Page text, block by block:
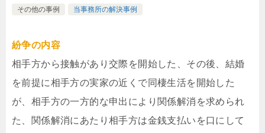
その他の事例
当事務所の解決事例
紛争の内容
相手方から接触があり交際を開始した、その後、結婚
を前提に相手方の実家の近くで同棲生活を開始した
が、相手方の一方的な申出により関係解消を求められ
た、関係解消にあたり相手方は金銭支払いを口にして